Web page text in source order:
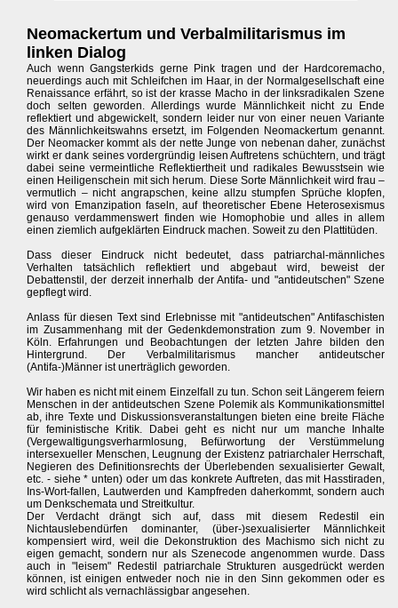
Neomackertum und Verbalmilitarismus im
linken Dialog
Auch wenn Gangsterkids gerne Pink tragen und der Hardcoremacho,
neuerdings auch mit Schleifchen im Haar, in der Normalgesellschaft eine
Renaissance erfährt, so ist der krasse Macho in der linksradikalen Szene
doch selten geworden. Allerdings wurde Männlichkeit nicht zu Ende
reflektiert und abgewickelt, sondern leider nur von einer neuen Variante
des Männlichkeitswahns ersetzt, im Folgenden Neomackertum genannt.
Der Neomacker kommt als der nette Junge von nebenan daher, zunächst
wirkt er dank seines vordergründig leisen Auftretens schüchtern, und trägt
dabei seine vermeintliche Reflektiertheit und radikales Bewusstsein wie
einen Heiligenschein mit sich herum. Diese Sorte Männlichkeit wird frau –
vermutlich – nicht angrapschen, keine allzu stumpfen Sprüche klopfen,
wird von Emanzipation faseln, auf theoretischer Ebene Heterosexismus
genauso verdammenswert finden wie Homophobie und alles in allem
einen ziemlich aufgeklärten Eindruck machen. Soweit zu den Plattitüden.
Dass dieser Eindruck nicht bedeutet, dass patriarchal-männliches
Verhalten tatsächlich reflektiert und abgebaut wird, beweist der
Debattenstil, der derzeit innerhalb der Antifa- und "antideutschen" Szene
gepflegt wird.
Anlass für diesen Text sind Erlebnisse mit "antideutschen" Antifaschisten
im Zusammenhang mit der Gedenkdemonstration zum 9. November in
Köln. Erfahrungen und Beobachtungen der letzten Jahre bilden den
Hintergrund. Der Verbalmilitarismus mancher antideutscher
(Antifa-)Männer ist unerträglich geworden.
Wir haben es nicht mit einem Einzelfall zu tun. Schon seit Längerem feiern
Menschen in der antideutschen Szene Polemik als Kommunikationsmittel
ab, ihre Texte und Diskussionsveranstaltungen bieten eine breite Fläche
für feministische Kritik. Dabei geht es nicht nur um manche Inhalte
(Vergewaltigungsverharmlosung, Befürwortung der Verstümmelung
intersexueller Menschen, Leugnung der Existenz patriarchaler Herrschaft,
Negieren des Definitionsrechts der Überlebenden sexualisierter Gewalt,
etc. - siehe * unten) oder um das konkrete Auftreten, das mit Hasstiraden,
Ins-Wort-fallen, Lautwerden und Kampfreden daherkommt, sondern auch
um Denkschemata und Streitkultur.
Der Verdacht drängt sich auf, dass mit diesem Redestil ein
Nichtauslebendürfen dominanter, (über-)sexualisierter Männlichkeit
kompensiert wird, weil die Dekonstruktion des Machismo sich nicht zu
eigen gemacht, sondern nur als Szenecode angenommen wurde. Dass
auch in "leisem" Redestil patriarchale Strukturen ausgedrückt werden
können, ist einigen entweder noch nie in den Sinn gekommen oder es
wird schlicht als vernachlässigbar angesehen.